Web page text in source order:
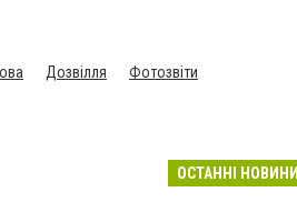
Дозвілля Фотозвіти
ОСТАННІ НОВИНИ